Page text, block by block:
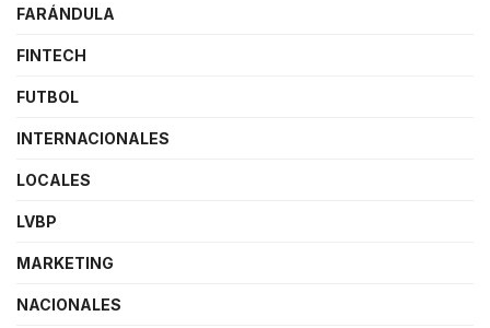
FARÁNDULA
FINTECH
FUTBOL
INTERNACIONALES
LOCALES
LVBP
MARKETING
NACIONALES